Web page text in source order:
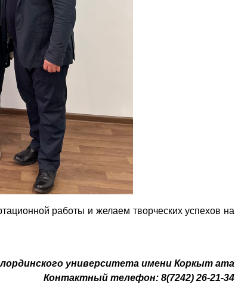
работы и желаем творческих успехов на
университета имени Коркыт ата
Контактный телефон: 8(7242) 26-21-34